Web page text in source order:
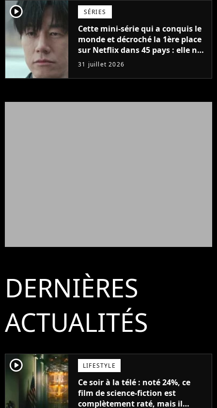
player2 SÉRIES
Cette mini-série qui a conquis le
monde et décroché la 1ère place
sur Netflix dans 45 pays : elle ne
compte que 10 épisodes et c'est
un phénomène mondial
31 juillet 2026
DERNIÈRES
ACTUALITÉS
player2 LIFESTYLE
Ce soir à la télé : noté 24%, ce
film de science-fiction est
complètement raté, mais il